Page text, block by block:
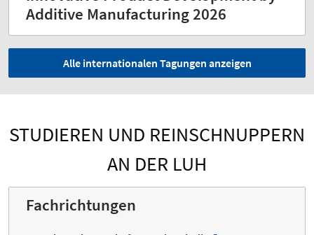
Additive Manufacturing 2026
Alle internationalen Tagungen anzeigen
STUDIEREN UND REINSCHNUPPERN
AN DER LUH
Fachrichtungen